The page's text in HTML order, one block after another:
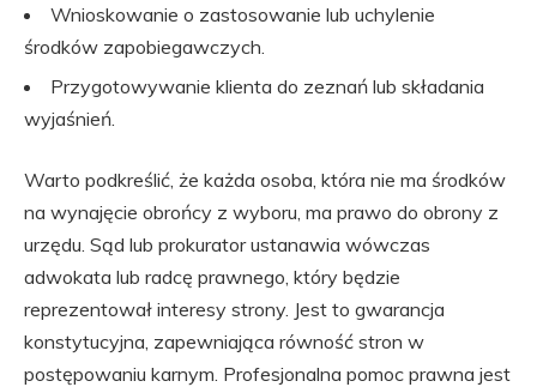
Wnioskowanie o zastosowanie lub uchylenie
środków zapobiegawczych.
Przygotowywanie klienta do zeznań lub składania
wyjaśnień.
Warto podkreślić, że każda osoba, która nie ma środków
na wynajęcie obrońcy z wyboru, ma prawo do obrony z
urzędu. Sąd lub prokurator ustanawia wówczas
adwokata lub radcę prawnego, który będzie
reprezentował interesy strony. Jest to gwarancja
konstytucyjna, zapewniająca równość stron w
postępowaniu karnym. Profesjonalna pomoc prawna jest